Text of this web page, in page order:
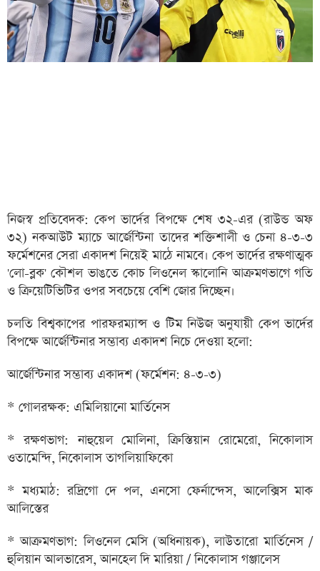
নিজস্ব প্রতিবেদক: কেপ ভার্দের বিপক্ষে শেষ ৩২-এর (রাউন্ড অফ
৩২) নকআউট ম্যাচে আর্জেন্টিনা তাদের শক্তিশালী ও চেনা ৪-৩-৩
ফর্মেশনের সেরা একাদশ নিয়েই মাঠে নামবে। কেপ ভার্দের রক্ষণাত্মক
'লো-ব্লক' কৌশল ভাঙতে কোচ লিওনেল স্কালোনি আক্রমণভাগে গতি
ও ক্রিয়েটিভিটির ওপর সবচেয়ে বেশি জোর দিচ্ছেন।
চলতি বিশ্বকাপের পারফরম্যান্স ও টিম নিউজ অনুযায়ী কেপ ভার্দের
বিপক্ষে আর্জেন্টিনার সম্ভাব্য একাদশ নিচে দেওয়া হলো:
আর্জেন্টিনার সম্ভাব্য একাদশ (ফর্মেশন: ৪-৩-৩)
* গোলরক্ষক: এমিলিয়ানো মার্তিনেস
* রক্ষণভাগ: নাহুয়েল মোলিনা, ক্রিস্তিয়ান রোমেরো, নিকোলাস
ওতামেন্দি, নিকোলাস তাগলিয়াফিকো
* মধ্যমাঠ: রদ্রিগো দে পল, এনসো ফের্নান্দেস, আলেক্সিস মাক
আলিস্তের
* আক্রমণভাগ: লিওনেল মেসি (অধিনায়ক), লাউতারো মার্তিনেস /
হুলিয়ান আলভারেস, আনহেল দি মারিয়া / নিকোলাস গঞ্জালেস